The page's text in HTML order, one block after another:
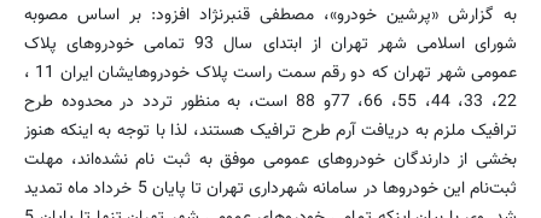
به گزارش «پرشین خودرو»، مصطفی قنبرنژاد افزود: بر اساس مصوبه
شورای اسلامی شهر تهران از ابتدای سال 93 تمامی خودروهای پلاک
عمومی شهر تهران که دو رقم سمت راست پلاک خودروهایشان ایران 11 ،
22، 33، 44، 55، 66، 77و 88 است، به منظور تردد در محدوده طرح
ترافیک ملزم به دریافت آرم طرح ترافیک هستند، لذا با توجه به اینکه هنوز
بخشی از دارندگان خودروهای عمومی موفق به ثبت نام نشده‌اند، مهلت
ثبت‌نام این خودروها در سامانه شهرداری تهران تا پایان 5 خرداد ماه تمدید